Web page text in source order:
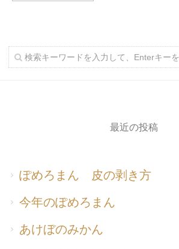
最近の投稿
ぽめろまん 皮の剥き方
今年のぽめろまん
あけぼのみかん